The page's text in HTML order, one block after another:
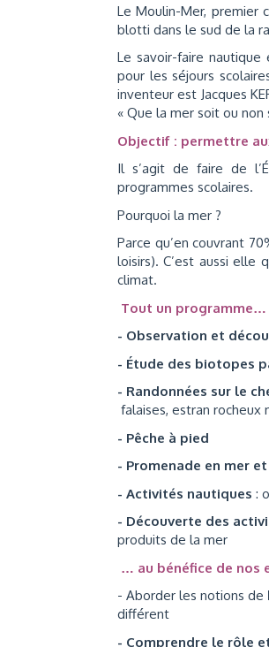
Le Moulin-Mer, premier
blotti dans le sud de la
Le savoir-faire
pour les séjours
inventeur est Jacques
« Que la mer soit ou
Objectif : permettre
Il s’agit de faire de
programmes scolaires.
Pourquoi la mer ?
Parce qu’en couvrant
loisirs). C’est aussi elle
climat.
Tout un programme…
- Observation et
- Étude des biotopes
- Randonnées sur le
falaises, estran rocheux
- Pêche à pied
- Promenade en mer
- Activités nautiques :
- Découverte des
produits de la mer
… au bénéfice de nos
- Aborder les notions de
différent
- Comprendre le rôle